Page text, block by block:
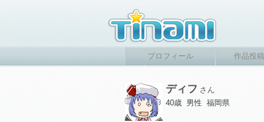
プロフィール 作品投
ディフ さん
40歳 男性 福岡県